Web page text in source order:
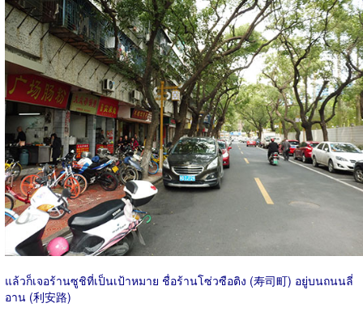
แล้วก็เจอร้านซูชิที่เป็นเป้าหมาย ชื่อร้านโซ่วซือติง (寿司町) อยู่บนถนนลี่
อาน (利安路)